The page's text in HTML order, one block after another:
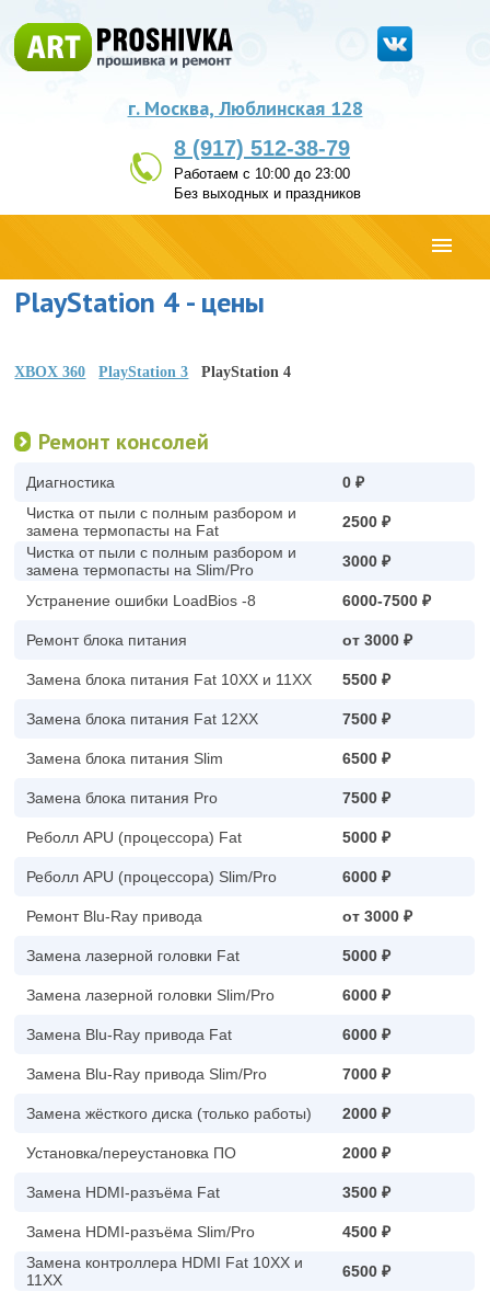
г. Москва, Люблинская 128
8 (917) 512-38-79
Работаем с 10:00 до 23:00
Без выходных и праздников
PlayStation 4 - цены
XBOX 360 PlayStation 3 PlayStation 4
Ремонт консолей
Диагностика
0 ₽
Чистка от пыли с полным разбором и
замена термопасты на Fat
2500 ₽
Чистка от пыли с полным разбором и
замена термопасты на Slim/Pro
3000 ₽
Устранение ошибки LoadBios -8 6000-7500 ₽
Ремонт блока питания от 3000 ₽
Замена блока питания Fat 10XX и 11XX 5500 ₽
Замена блока питания Fat 12XX 7500 ₽
Замена блока питания Slim 6500 ₽
Замена блока питания Pro 7500 ₽
Реболл APU (процессора) Fat 5000 ₽
Реболл APU (процессора) Slim/Pro 6000 ₽
Ремонт Blu-Ray привода от 3000 ₽
Замена лазерной головки Fat 5000 ₽
Замена лазерной головки Slim/Pro 6000 ₽
Замена Blu-Ray привода Fat 6000 ₽
Замена Blu-Ray привода Slim/Pro 7000 ₽
Замена жёсткого диска (только работы) 2000 ₽
Установка/переустановка ПО 2000 ₽
Замена HDMI-разъёма Fat 3500 ₽
Замена HDMI-разъёма Slim/Pro
4500 ₽
Замена контроллера HDMI Fat 10XX и
11XX
6500 ₽